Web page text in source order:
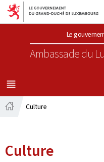
Aller au
Aller
Le
Ambassade du
MENU
PRINCIPAL
Culture
Culture